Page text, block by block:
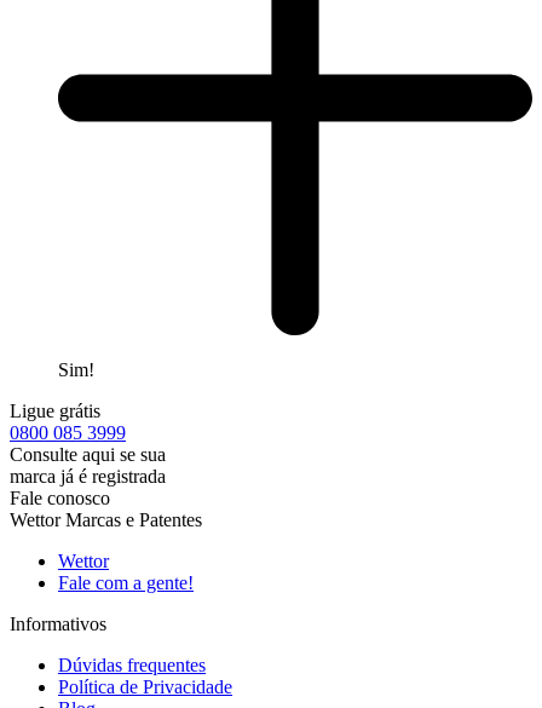
Sim!
Ligue grátis
0800 085 3999
Consulte aqui se sua
marca já é registrada
Fale conosco
Wettor Marcas e Patentes
Wettor
Fale com a gente!
Informativos
Dúvidas frequentes
Política de Privacidade